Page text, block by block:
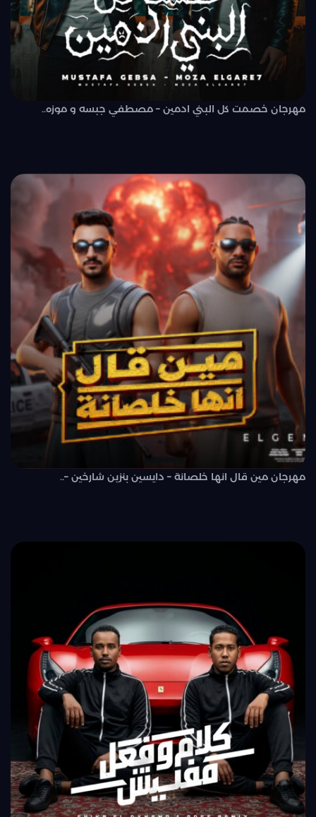
مهرجان خصمت كل البني ادمين – مصطفي جبسه و موزه..
مهرجان مين قال انها خلصانة – دايسين بنزين شارخين –..